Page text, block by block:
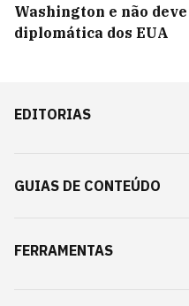
Washington e não
diplomática dos EUA
EDITORIAS
GUIAS DE CONTEÚDO
FERRAMENTAS